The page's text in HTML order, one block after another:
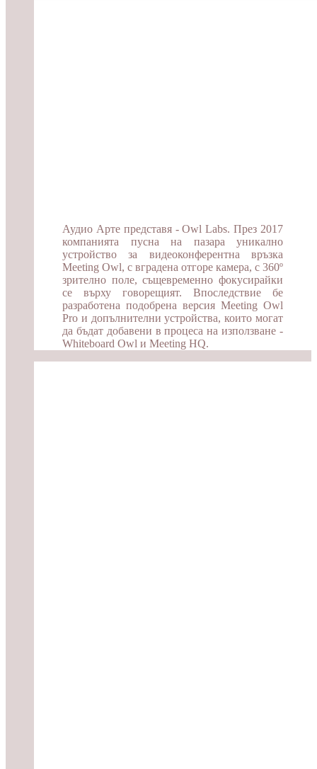
Аудио Арте представя - Owl Labs. През 2017
компанията пусна на пазара уникално
устройство за видеоконферентна връзка
Meeting Owl, с вградена отгоре камера, с 360º
зрително поле, същевременно фокусирайки
се върху говорещият. Впоследствие бе
разработена подобрена версия Meeting Owl
Pro и допълнителни устройства, които могат
да бъдат добавени в процеса на използване -
Whiteboard Owl и Meeting HQ.